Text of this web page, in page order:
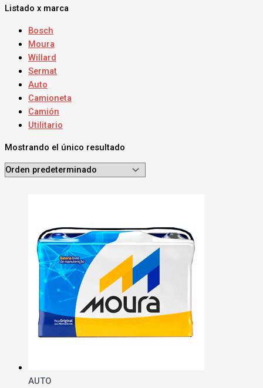
Listado x marca
Bosch
Moura
Willard
Sermat
Auto
Camioneta
Camión
Utilitario
Mostrando el único resultado
AUTO